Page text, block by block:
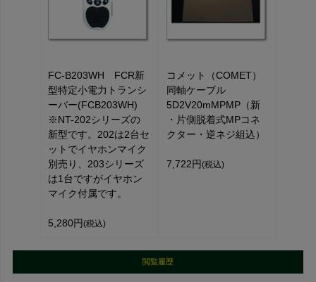
FC-B203WH FCR新
型特定小電力トランシ
ーバー(FCB203WH)
※NT-202シリーズの
新型です。202は2台セ
ットでイヤホンマイク
別売り、203シリーズ
は1台ですがイヤホン
マイク付属です。
5,280円 (税込)
コメット（COMET）
同軸ケーブル
5D2V20mMPMP（新
・片側脱着式MPコネ
クター・逆ネジ組込）
7,722円 (税込)
閲覧履歴